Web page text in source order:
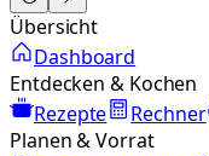
Übersicht
Dashboard
Entdecken & Kochen
Rezepte
Rechner
Planen & Vorrat